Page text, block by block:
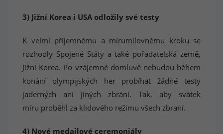
3) Jižní Korea i USA odložily své testy
K velmi příjemnému a mírumilovnému kroku se
rozhodly Spojené Státy a také pořadatelská země,
Jižní Korea. Po vzájemné domluvě nebudou během
konání olympijských her probíhat žádné testy
jaderných ani jiných zbrání. Tak, aby svátek
míru proběhl za klidového režimu všech zbraní.
4) Nové medailové ceremoniály